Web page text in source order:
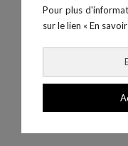
Pour plus
sur le lien « En